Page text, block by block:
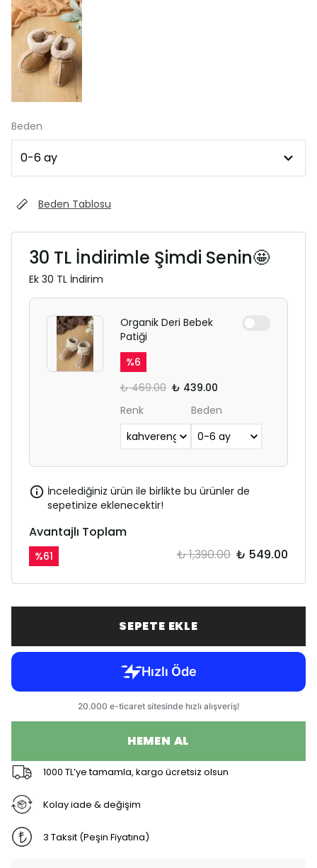
Beden
Beden Tablosu
30 TL İndirimle Şimdi Senin🤩
Ek 30 TL İndirim
Organik Deri Bebek
Patiği
%6
₺ 469.00 ₺ 439.00
Renk
Beden
İncelediğiniz ürün ile birlikte bu ürünler de
sepetinize eklenecektir!
Avantajlı Toplam
%61 ₺ 1,390.00 ₺ 549.00
SEPETE EKLE
HEMEN AL
1000 TL’ye tamamla, kargo ücretsiz olsun
Kolay iade & değişim
3 Taksit (Peşin Fiyatına)